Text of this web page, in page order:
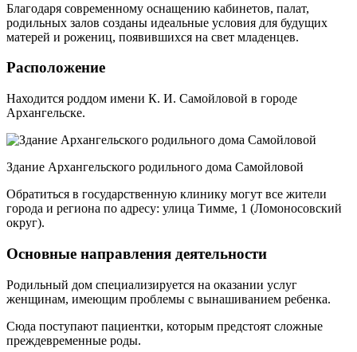
Благодаря современному оснащению кабинетов, палат,
родильных залов созданы идеальные условия для будущих
матерей и рожениц, появившихся на свет младенцев.
Расположение
Находится роддом имени К. И. Самойловой в городе
Архангельске.
Здание Архангельского родильного дома Самойловой
Обратиться в государственную клинику могут все жители
города и региона по адресу: улица Тимме, 1 (Ломоносовский
округ).
Основные направления деятельности
Родильный дом специализируется на оказании услуг
женщинам, имеющим проблемы с вынашиванием ребенка.
Сюда поступают пациентки, которым предстоят сложные
преждевременные роды.